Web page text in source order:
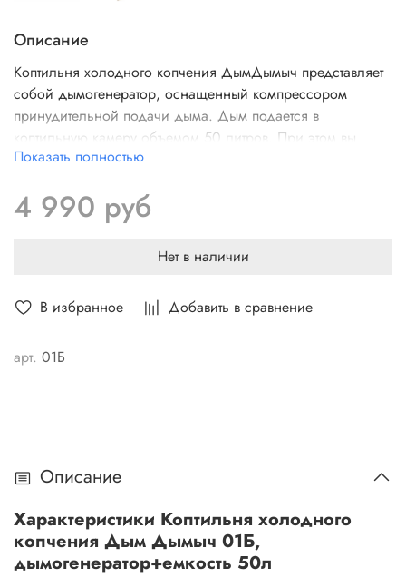
В избранное Добавить в сравнение
арт. 01Б
Описание
Коптильня холодного копчения ДымДымыч представляет
собой дымогенератор, оснащенный компрессором
принудительной подачи дыма. Дым подается в
коптильную камеру объемом 50 литров. При этом вы
можете использовать коптильную камеру изготовленную
крышкой и простейшим дымоходом.
Показать полностью
4 990 руб
Нет в наличии
Описание
Характеристики Коптильня холодного
копчения Дым Дымыч 01Б,
дымогенератор+емкость 50л